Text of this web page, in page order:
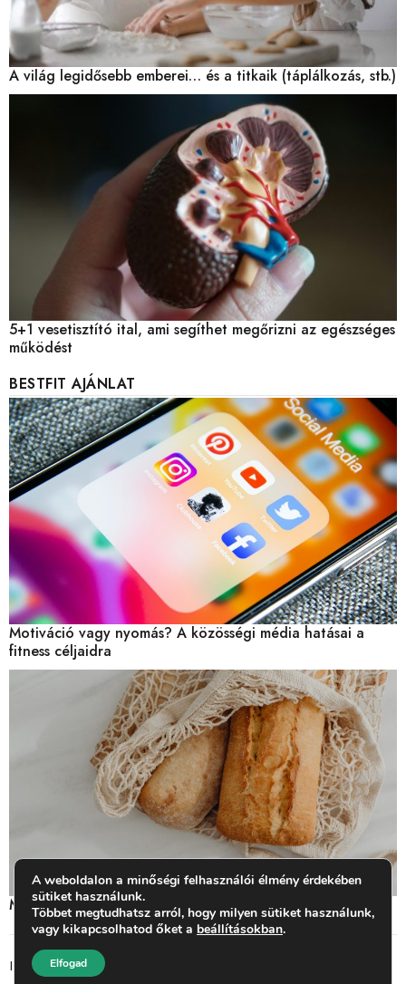
A világ legidősebb emberei… és a titkaik (táplálkozás, stb.)
5+1 vesetisztító ital, ami segíthet megőrizni az egészséges
működést
BESTFIT AJÁNLAT
Motiváció vagy nyomás? A közösségi média hatásai a
fitness céljaidra
Miben van glutén? Mit jelent a gluténérzékenység?
Impresszum
ASZF
A weboldalon a minőségi felhasználói élmény érdekében
sütiket használunk.
Többet megtudhatsz arról, hogy milyen sütiket használunk,
vagy kikapcsolhatod őket a beállításokban.
Elfogad